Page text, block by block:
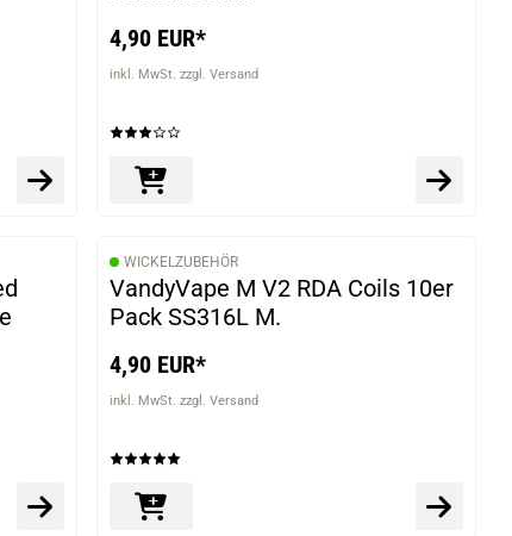
4,90 EUR*
inkl. MwSt. zzgl. Versand
WICKELZUBEHÖR
VandyVape M V2 RDA Coils 10er
Pack SS316L M.
4,90 EUR*
inkl. MwSt. zzgl. Versand